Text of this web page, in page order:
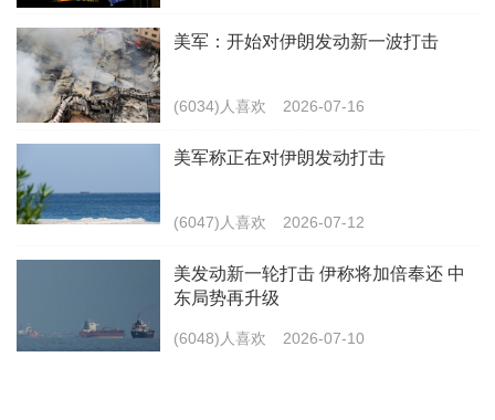
美军：开始对伊朗发动新一波打击
(6034)人喜欢 2026-07-16
美军称正在对伊朗发动打击
(6047)人喜欢 2026-07-12
美发动新一轮打击 伊称将加倍奉还 中
东局势再升级
(6048)人喜欢 2026-07-10